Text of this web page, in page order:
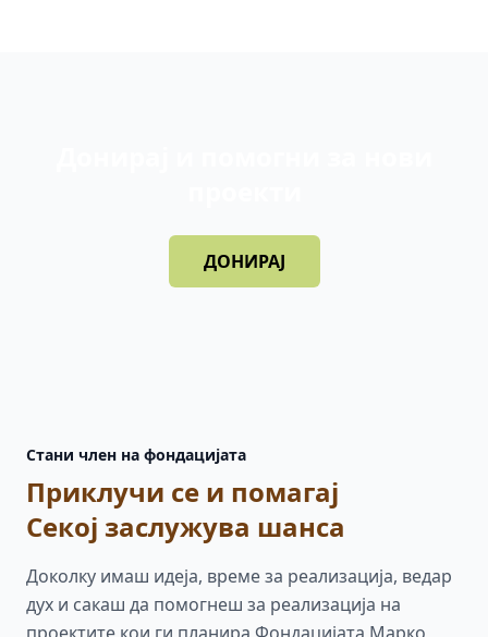
ДОНИРАЈ
Стани член на фондацијата
Приклучи се и помагај
Секој заслужува шанса
Доколку имаш идеја, време за реализација, ведар
дух и сакаш да помогнеш за реализација на